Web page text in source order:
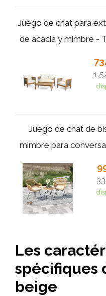
Juego de chat para
de acacia y mimbre
Juego de chat de
mimbre para
Les
spécifiques
beige